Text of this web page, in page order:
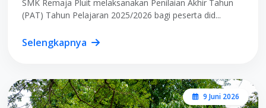
SMK Remaja Pluit melaksanakan Penilaian Akhir Tahun
(PAT) Tahun Pelajaran 2025/2026 bagi peserta did...
Selengkapnya
9 Juni 2026